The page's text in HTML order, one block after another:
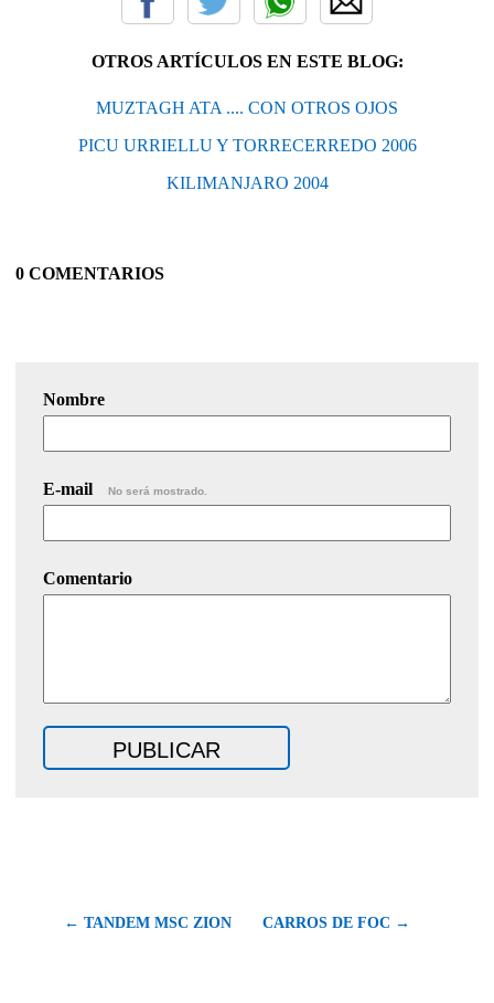
OTROS ARTÍCULOS EN ESTE BLOG:
MUZTAGH ATA .... CON OTROS OJOS
PICU URRIELLU Y TORRECERREDO 2006
KILIMANJARO 2004
0 COMENTARIOS
Nombre
E-mail No será mostrado.
Comentario
← TANDEM MSC ZION CARROS DE FOC →